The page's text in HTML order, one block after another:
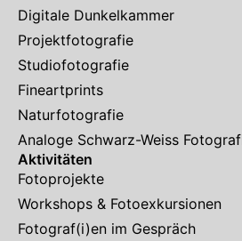
Digitale Dunkelkammer
Projektfotografie
Studiofotografie
Fineartprints
Naturfotografie
Analoge Schwarz-Weiss
Aktivitäten
Fotoprojekte
Workshops & Fotoexkursionen
Fotograf(i)en im Gespräch